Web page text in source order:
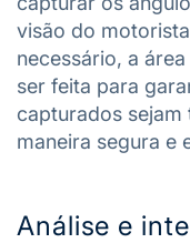
visão do
necessário, a
ser feita para
capturados
maneira segura e
Análise e